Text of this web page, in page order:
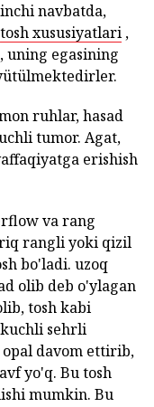
navbatda,
tosh xususiyatlari ,
uning egasining
ruhlar, hasad
tumor. Agat,
erishish
va rang
rangli yoki qizil
bo'ladi. uzoq
olib deb o'ylagan
tosh kabi
sehrli
davom ettirib,
yo'q. Bu tosh
mumkin. Bu